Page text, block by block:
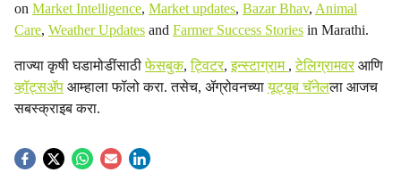
on Market Intelligence, Market updates, Bazar Bhav, Animal
Care, Weather Updates and Farmer Success Stories in Marathi.
ताज्या कृषी घडामोडींसाठीफेसबुक,ट्विटर,इन्स्टाग्राम ,टेलिग्रामवरआणि
व्हॉट्सॲप आम्हाला फॉलो करा. तसेच, ॲग्रोवनच्यायूट्यूब चॅनेलला आजच
सबस्क्राइब करा.